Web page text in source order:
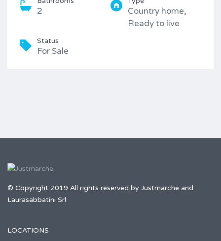
2
Country home,
Ready to live
Status
For Sale
© Copyright 2019 All rights reserved by Justmarche and
Laurasabbatini Srl
LOCATIONS